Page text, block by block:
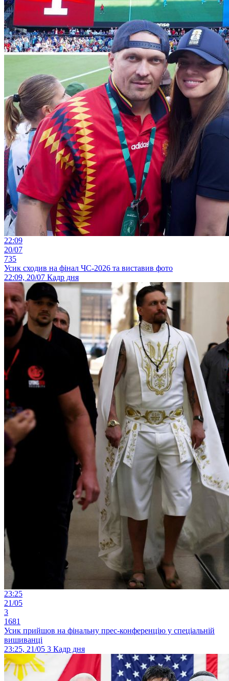
22:09
20/07
735
Усик сходив на фінал ЧС-2026 та виставив фото
22:09, 20/07 Кадр дня
23:25
21/05
3
1681
Усик прийшов на фінальну прес-конференцію у спеціальній
вишиванці
23:25, 21/05 3 Кадр дня